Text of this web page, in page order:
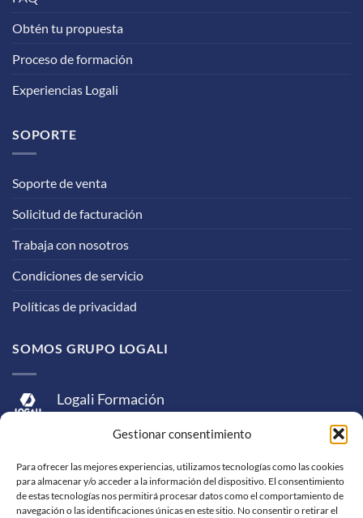
Gestionar consentimiento
Para ofrecer las mejores experiencias, utilizamos tecnologías como las cookies
para almacenar y/o acceder a la información del dispositivo. El consentimiento
de estas tecnologías nos permitirá procesar datos como el comportamiento de
navegación o las identificaciones únicas en este sitio. No consentir o retirar el
Obtén tu propuesta
Proceso de formación
Experiencias Logali
SOPORTE
Soporte de venta
Solicitud de facturación
Trabaja con nosotros
Condiciones de servicio
Políticas de privacidad
SOMOS GRUPO LOGALI
Logali Formación
Logali Consultoría
Logali Ingeniería